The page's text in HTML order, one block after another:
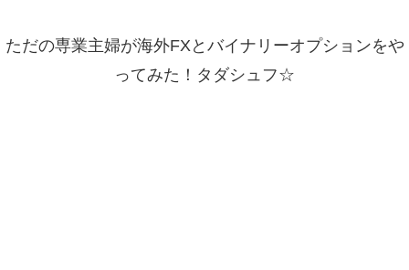
ただの専業主婦が海外FXとバイナリーオプションをや
ってみた！タダシュフ☆